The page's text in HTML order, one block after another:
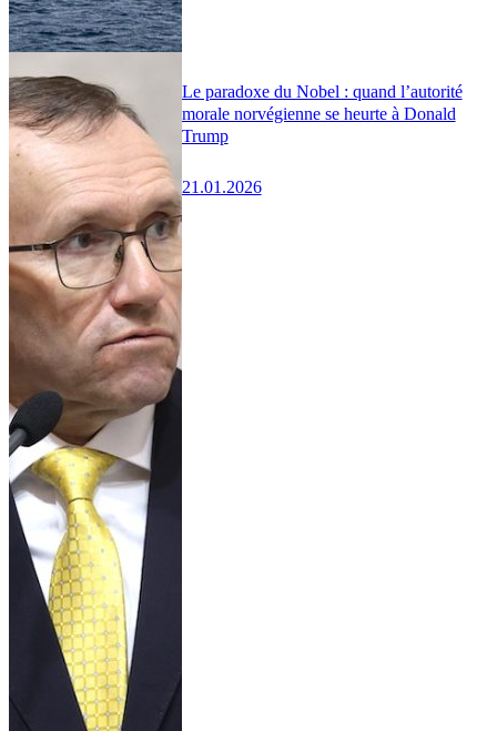
Le paradoxe du Nobel : quand l’autorité
morale norvégienne se heurte à Donald
Trump
21.01.2026